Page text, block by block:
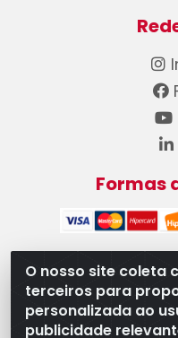
O nosso site coleta
terceiros para
personalizada ao
publicidade
Formas
WB
08.528.393/0001-12
Oeste Industrial,